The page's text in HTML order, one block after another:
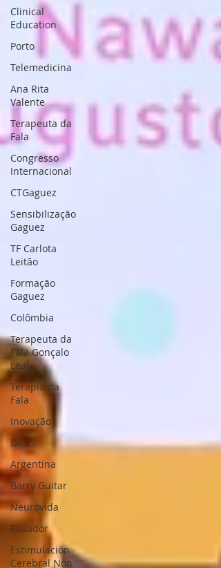
Clinical
Education
Porto
Telemedicina
Ana Rita
Valente
Terapeuta da
Fala
Congresso
Internacional
CTGaguez
Sensibilização
Gaguez
TF Carlota
Leitão
Formação
Gaguez
Colômbia
Terapeuta da
Fala Gonçalo
Leal
Terapia da
Fala
Inovação
Dicas
Argentina
Barry Guitar
Neurovida
Ecuador
Estimulación
Cerebral Non